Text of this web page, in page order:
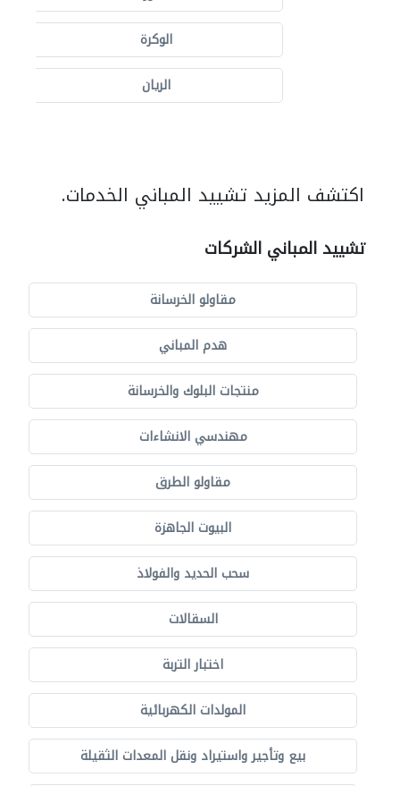
الوكرة
الريان
اكتشف المزيد تشييد المباني الخدمات.
تشييد المباني الشركات
مقاولو الخرسانة
هدم المباني
منتجات البلوك والخرسانة
مهندسي الانشاءات
مقاولو الطرق
البيوت الجاهزة
سحب الحديد والفولاذ
السقالات
اختبار التربة
المولدات الكهربائية
بيع وتأجير واستيراد ونقل المعدات الثقيلة